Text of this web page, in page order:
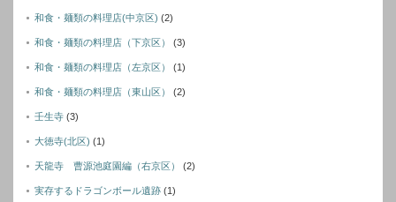
和食・麺類の料理店(中京区) (2)
和食・麺類の料理店（下京区） (3)
和食・麺類の料理店（左京区） (1)
和食・麺類の料理店（東山区） (2)
壬生寺 (3)
大徳寺(北区) (1)
天龍寺 曹源池庭園編（右京区） (2)
実存するドラゴンボール遺跡 (1)